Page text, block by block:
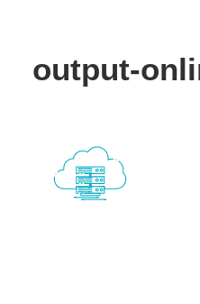
КОНТАКТЫ
output-